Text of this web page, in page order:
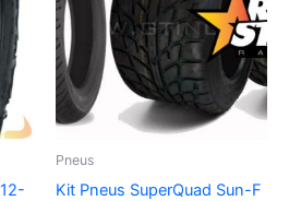
Pneus
Kit Pneus SuperQuad Sun-F